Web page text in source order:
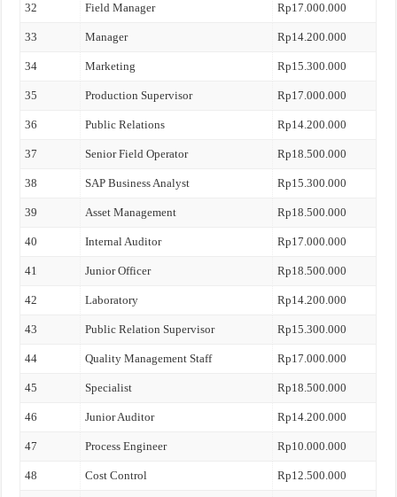
32 Field Manager Rp17.000.000
33 Manager Rp14.200.000
34 Marketing Rp15.300.000
35 Production Supervisor Rp17.000.000
36 Public Relations Rp14.200.000
37 Senior Field Operator Rp18.500.000
38 SAP Business Analyst Rp15.300.000
39 Asset Management Rp18.500.000
40 Internal Auditor Rp17.000.000
41 Junior Officer Rp18.500.000
42 Laboratory Rp14.200.000
43 Public Relation Supervisor Rp15.300.000
44 Quality Management Staff Rp17.000.000
45 Specialist Rp18.500.000
46 Junior Auditor Rp14.200.000
47 Process Engineer Rp10.000.000
48 Cost Control Rp12.500.000